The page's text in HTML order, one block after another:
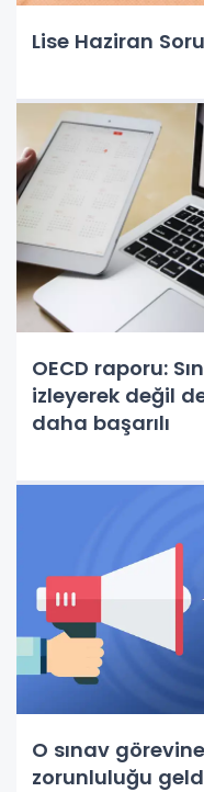
Lise Haziran
OECD raporu:
izleyerek değil
daha başarılı
O sınav
zorunluluğu